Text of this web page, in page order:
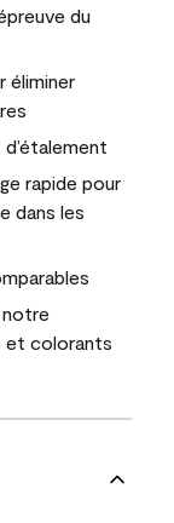
du
éliminer
rapide pour
dans les
, notre
et colorants